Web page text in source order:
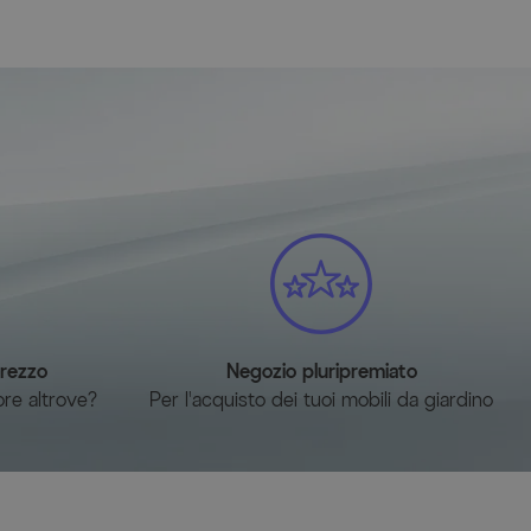
altrove?
Negozio pluripremiato
Per l'acquisto dei tuoi mobili da giardino